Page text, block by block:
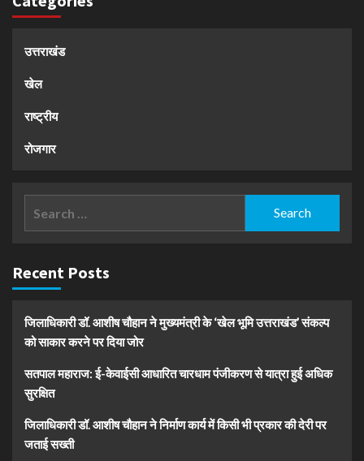
उत्तराखंड
खेल
राष्ट्रीय
रोजगार
Recent Posts
जिलाधिकारी डॉ. आशीष चौहान ने मुख्यमंत्री के ‘खेल भूमि उत्तराखंड’ संकल्प
को साकार करने पर दिया जोर
सतपाल महाराज: ई-केवाईसी आधारित चारधाम पंजीकरण से यात्रा हुई अधिक
सुरक्षित
जिलाधिकारी डॉ. आशीष चौहान ने निर्माण कार्य में किसी भी प्रकार की देरी पर
जताई सख्ती